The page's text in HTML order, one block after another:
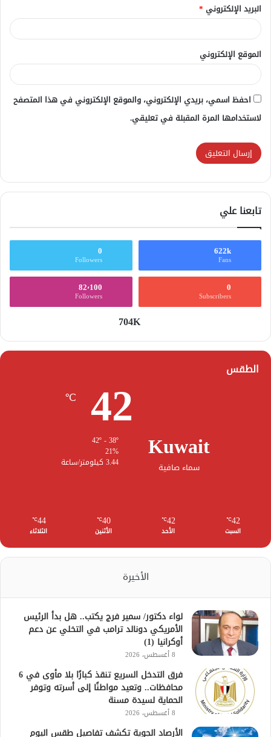
البريد الإلكتروني *
الموقع الإلكتروني
احفظ اسمي، بريدي الإلكتروني، والموقع الإلكتروني في هذا المتصفح
لاستخدامها المرة المقبلة في تعليقي.
تابعنا علي
622k
Fans
0
Followers
0
Subscribers
82٬100
Followers
704K
الطقس
Kuwait
سماء صافية
42
℃
21%
3.44 كيلومتر/ساعة
42
℃
السبت
42
℃
الأحد
40
℃
الأثنين
44
℃
الثلاثاء
الأخيرة
لواء دكتور/ سمير فرج يكتب.. هل بدأ الرئيس
الأمريكي دونالد ترامب في التخلي عن دعم
أوكرانيا (1)
8 أغسطس، 2026
فرق التدخل السريع تنقذ كبارًا بلا مأوى في 6
محافظات.. وتعيد مواطنًا إلى أسرته وتوفر
الحماية لسيدة مسنة
8 أغسطس، 2026
الأرصاد الجوية تكشف تفاصيل طقس اليوم